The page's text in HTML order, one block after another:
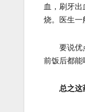
血，刷牙
烧。医生一
要说优点
前饭后都能
总之这